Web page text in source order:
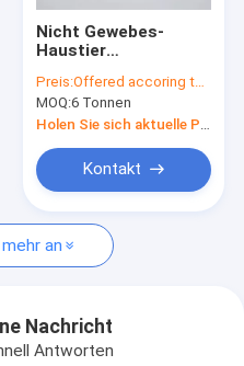
Nicht Gewebes-
Haustier
Polyester-Spinnfaser
für Geotexile
Preis:Offered accoring to the Qty ,Exchange Rate,Material Cost
MOQ:6 Tonnen
Kontakt
an
Nachricht
Antworten